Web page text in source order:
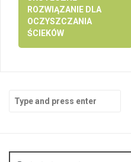
ROZWIĄZANIE DLA
OCZYSZCZANIA
ŚCIEKÓW
Search
for: